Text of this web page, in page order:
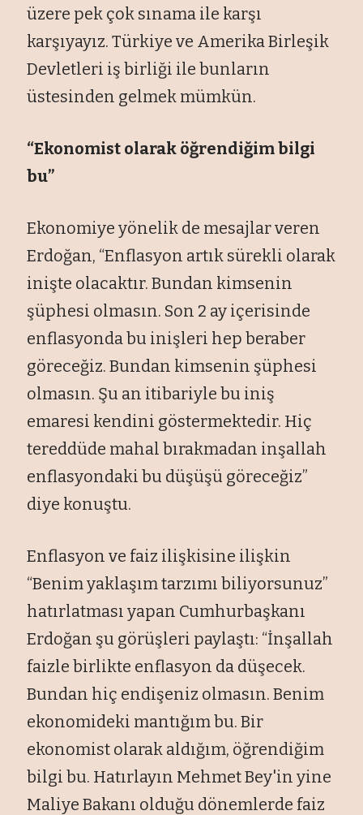
üzere pek çok sınama ile karşı
karşıyayız. Türkiye ve Amerika Birleşik
Devletleri iş birliği ile bunların
üstesinden gelmek mümkün.
“Ekonomist olarak öğrendiğim bilgi
bu”
Ekonomiye yönelik de mesajlar veren
Erdoğan, “Enflasyon artık sürekli olarak
inişte olacaktır. Bundan kimsenin
şüphesi olmasın. Son 2 ay içerisinde
enflasyonda bu inişleri hep beraber
göreceğiz. Bundan kimsenin şüphesi
olmasın. Şu an itibariyle bu iniş
emaresi kendini göstermektedir. Hiç
tereddüde mahal bırakmadan inşallah
enflasyondaki bu düşüşü göreceğiz”
diye konuştu.
Enflasyon ve faiz ilişkisine ilişkin
“Benim yaklaşım tarzımı biliyorsunuz”
hatırlatması yapan Cumhurbaşkanı
Erdoğan şu görüşleri paylaştı: “İnşallah
faizle birlikte enflasyon da düşecek.
Bundan hiç endişeniz olmasın. Benim
ekonomideki mantığım bu. Bir
ekonomist olarak aldığım, öğrendiğim
bilgi bu. Hatırlayın Mehmet Bey'in yine
Maliye Bakanı olduğu dönemlerde faiz